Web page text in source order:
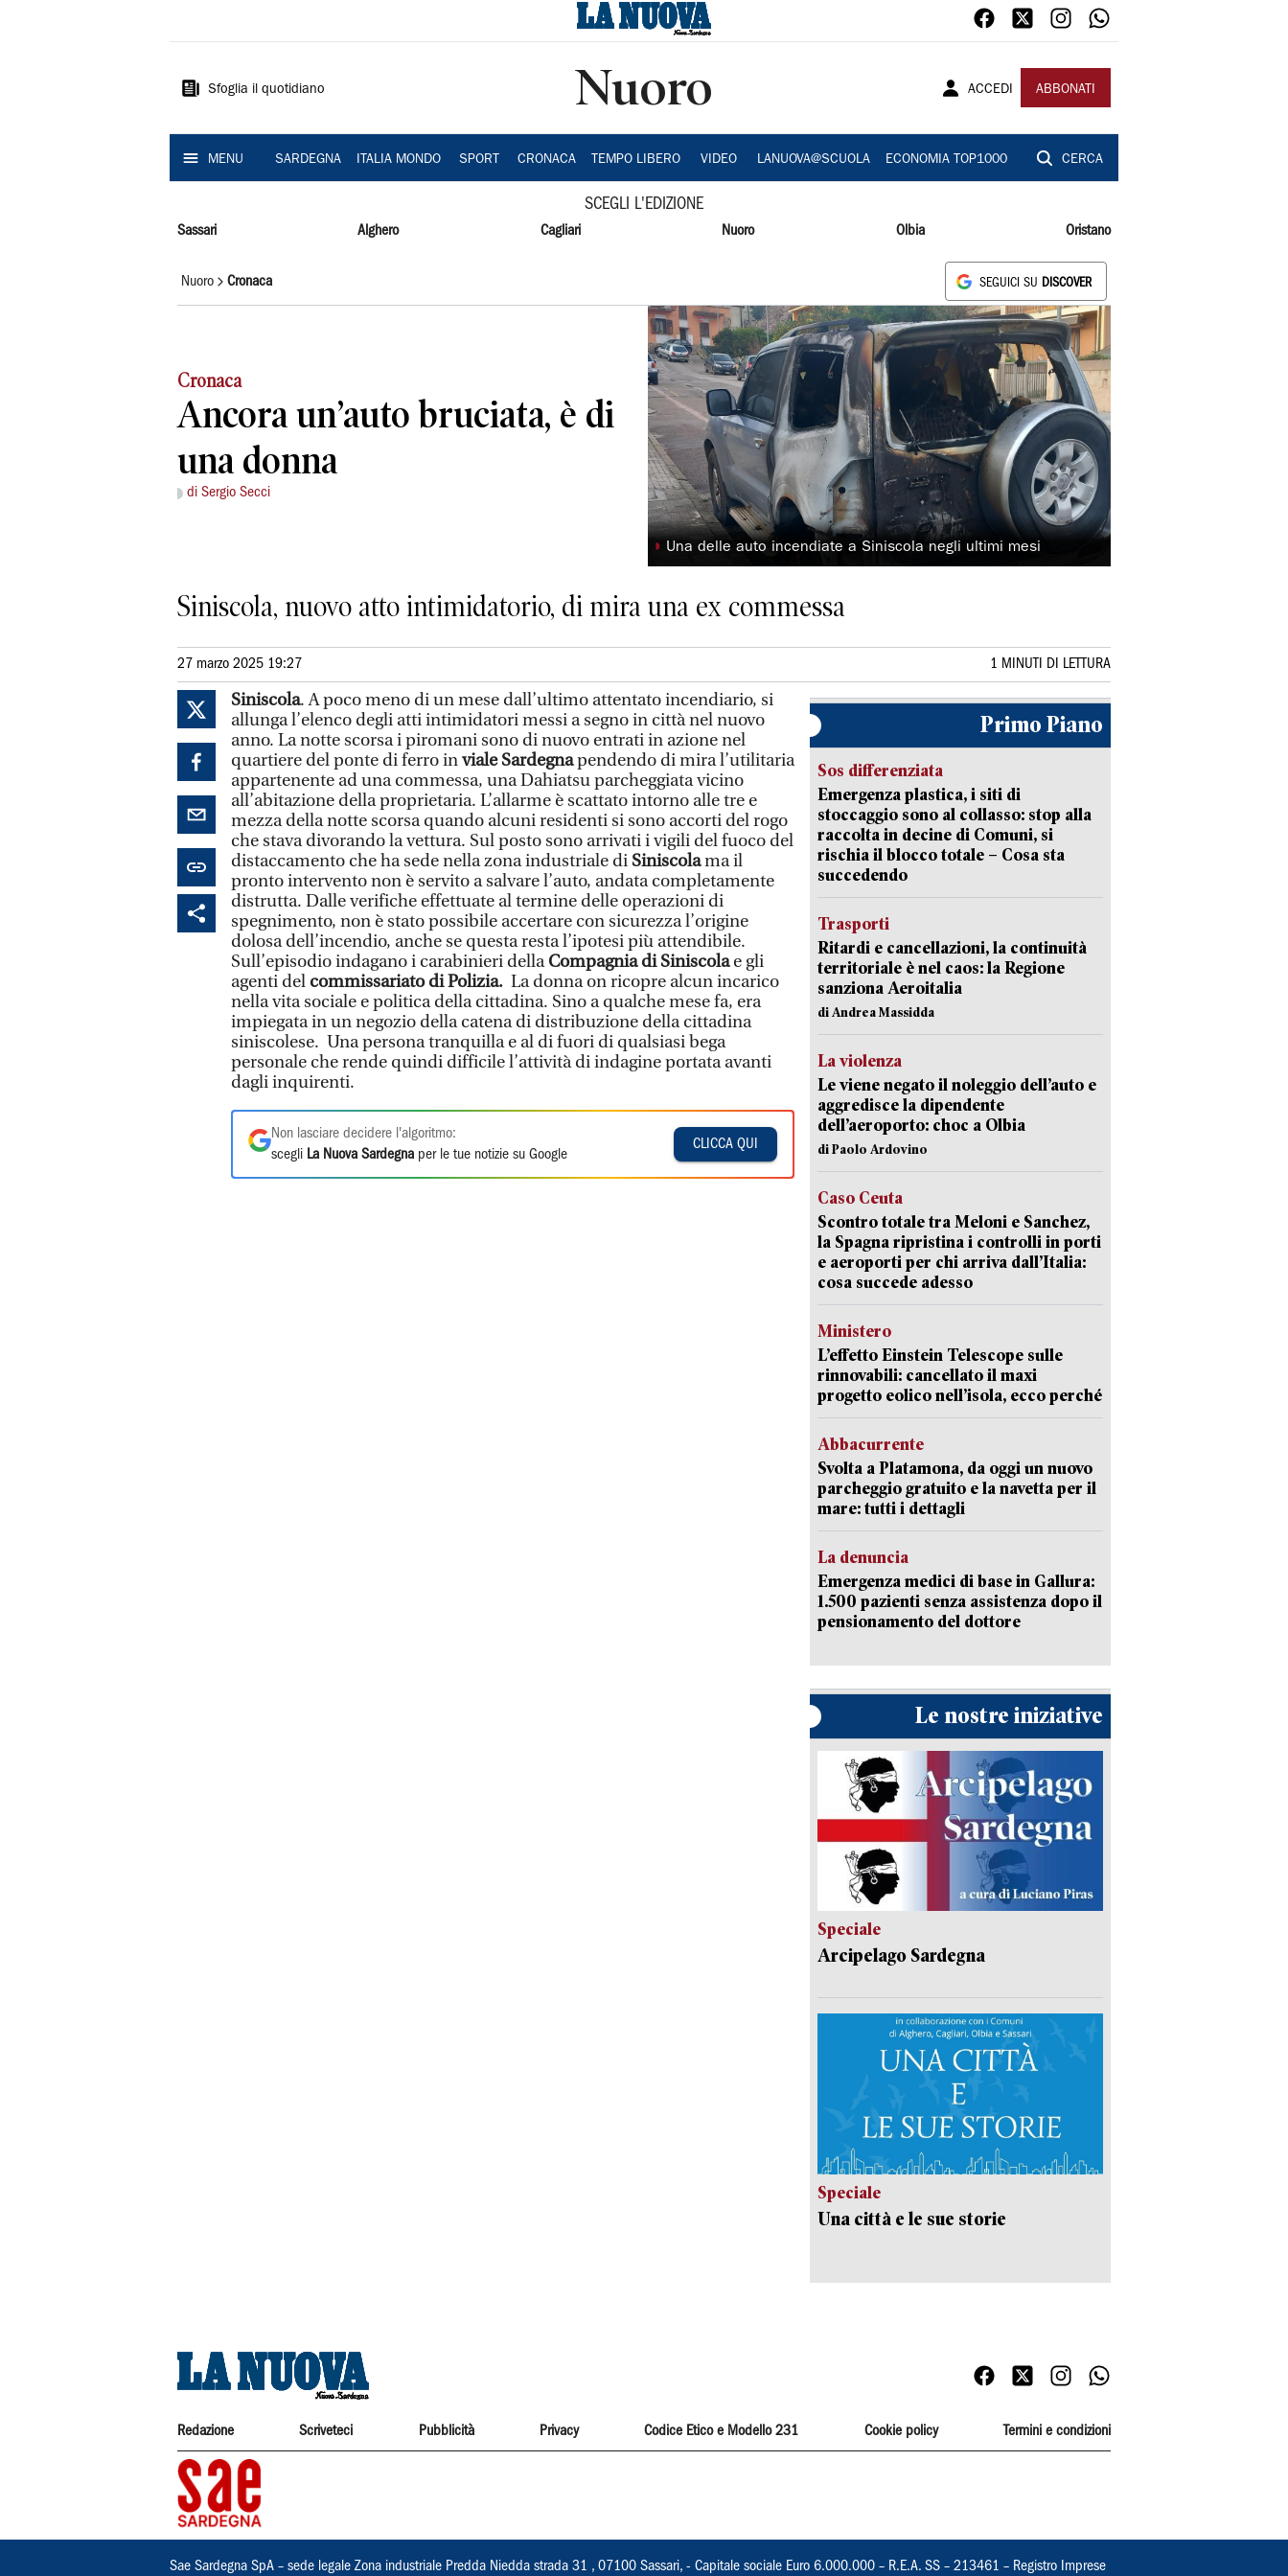
Sardegna
Sfoglia il quotidiano Nuoro ACCEDI ABBONATI
MENU SARDEGNA ITALIA MONDO SPORT CRONACA TEMPO LIBERO VIDEO LANUOVA@SCUOLA ECONOMIA TOP1000 CERCA
SCEGLI L'EDIZIONE
Sassari Alghero Cagliari Nuoro Olbia Oristano
Nuoro Cronaca SEGUICI SU DISCOVER
Cronaca
Ancora un’auto bruciata, è di
una donna
di Sergio Secci
◗ Una delle auto incendiate a Siniscola negli ultimi mesi
Siniscola, nuovo atto intimidatorio, di mira una ex commessa
27 marzo 2025 19:27 1 MINUTI DI LETTURA
Siniscola. A poco meno di un mese dall’ultimo attentato incendiario, si
allunga l’elenco degli atti intimidatori messi a segno in città nel nuovo
anno. La notte scorsa i piromani sono di nuovo entrati in azione nel
quartiere del ponte di ferro inviale Sardegnapendendo di mira l’utilitaria
appartenente ad una commessa, una Dahiatsu parcheggiata vicino
all’abitazione della proprietaria. L’allarme è scattato intorno alle tre e
mezza della notte scorsa quando alcuni residenti si sono accorti del rogo
che stava divorando la vettura. Sul posto sono arrivati i vigili del fuoco del
distaccamento che ha sede nella zona industriale di Siniscolama il
pronto intervento non è servito a salvare l’auto, andata completamente
distrutta. Dalle verifiche effettuate al termine delle operazioni di
spegnimento, non è stato possibile accertare con sicurezza l’origine
dolosa dell’incendio, anche se questa resta l’ipotesi più attendibile.
Sull’episodio indagano i carabinieri dellaCompagnia di Siniscolae gli
agenti del commissariato di Polizia. La donna on ricopre alcun incarico
nella vita sociale e politica della cittadina. Sino a qualche mese fa, era
impiegata in un negozio della catena di distribuzione della cittadina
siniscolese. Una persona tranquilla e al di fuori di qualsiasi bega
personale che rende quindi difficile l’attività di indagine portata avanti
dagli inquirenti.
Non lasciare decidere l'algoritmo:
scegli La Nuova Sardegna per le tue notizie su Google
CLICCA QUI
Primo Piano
Sos differenziata
Emergenza plastica, i siti di
stoccaggio sono al collasso: stop alla
raccolta in decine di Comuni, si
rischia il blocco totale – Cosa sta
succedendo
Trasporti
Ritardi e cancellazioni, la continuità
territoriale è nel caos: la Regione
sanziona Aeroitalia
di Andrea Massidda
La violenza
Le viene negato il noleggio dell’auto e
aggredisce la dipendente
dell’aeroporto: choc a Olbia
di Paolo Ardovino
Caso Ceuta
Scontro totale tra Meloni e Sanchez,
la Spagna ripristina i controlli in porti
e aeroporti per chi arriva dall’Italia:
cosa succede adesso
Ministero
L’effetto Einstein Telescope sulle
rinnovabili: cancellato il maxi
progetto eolico nell’isola, ecco perché
Abbacurrente
Svolta a Platamona, da oggi un nuovo
parcheggio gratuito e la navetta per il
mare: tutti i dettagli
La denuncia
Emergenza medici di base in Gallura:
1.500 pazienti senza assistenza dopo il
pensionamento del dottore
Le nostre iniziative
Speciale
Arcipelago Sardegna
Speciale
Una città e le sue storie
Redazione Scriveteci Pubblicità Privacy Codice Etico e Modello 231 Cookie policy Termini e condizioni
Sae Sardegna SpA – sede legale Zona industriale Predda Niedda strada 31 , 07100 Sassari, - Capitale sociale Euro 6.000.000 – R.E.A. SS – 213461 – Registro Imprese